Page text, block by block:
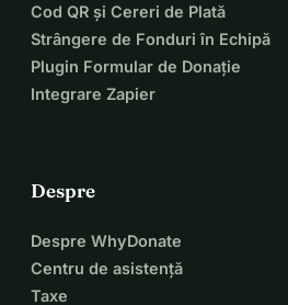
Cod QR și Cereri de Plată
Strângere de Fonduri în Echipă
Plugin Formular de Donație
Integrare Zapier
Despre
Despre WhyDonate
Centru de asistență
Taxe